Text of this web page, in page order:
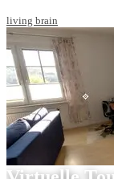
living brain